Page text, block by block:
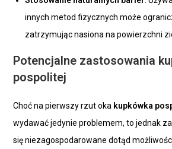
innych metod fizycznych może
zatrzymując nasiona na powierzchni
Potencjalne zastosowania
pospolitej
Choć na pierwszy rzut oka kupkówka
wydawać jedynie problemem, to jednak
się niezagospodarowane dotąd